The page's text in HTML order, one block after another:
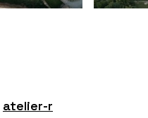
atelier-r